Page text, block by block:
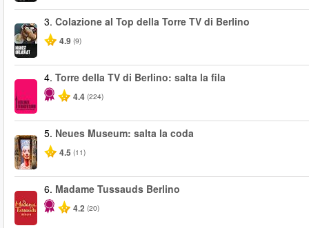
3. Colazione al Top della Torre TV di Berlino
4.9 (9)
4. Torre della TV di Berlino: salta la fila
4.4 (224)
5. Neues Museum: salta la coda
4.5 (11)
6. Madame Tussauds Berlino
4.2 (20)